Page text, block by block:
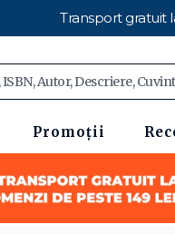
Transport gratuit
Promoții